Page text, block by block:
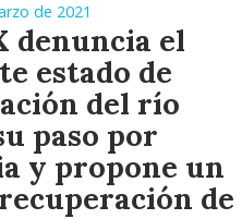
de 2021
denuncia el
estado de
del río
paso por
y propone un
de